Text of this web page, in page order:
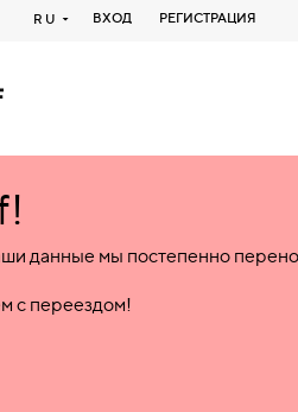
RU ВХОД РЕГИСТРАЦИЯ
данные мы постепенно
с переездом!